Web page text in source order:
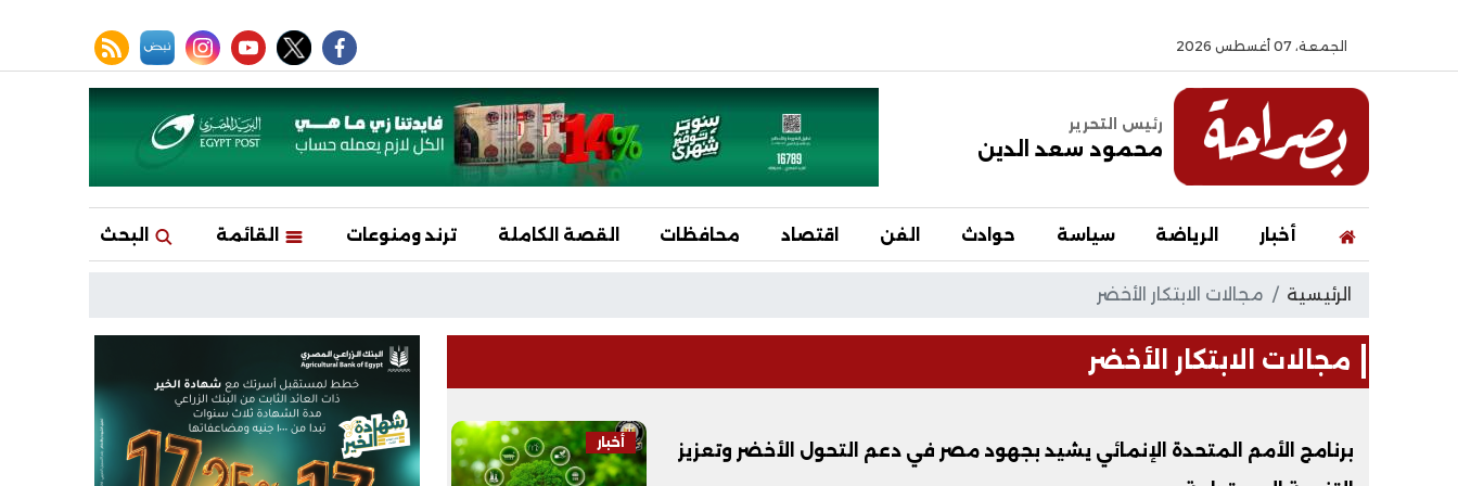
الجمعة، 07 أغسطس 2026
facebook
twitter
youtube
instagram
نبض rss feed
رئيس التحرير
محمود سعد الدين
أخبار الرياضة سياسة حوادث الفن اقتصاد محافظات القصة الكاملة ترند ومنوعات القائمة البحث
الرئيسية مجالات الابتكار الأخضر
مجالات الابتكار الأخضر
أخبار
برنامج الأمم المتحدة الإنمائي يشيد بجهود مصر في دعم التحول الأخضر وتعزيز